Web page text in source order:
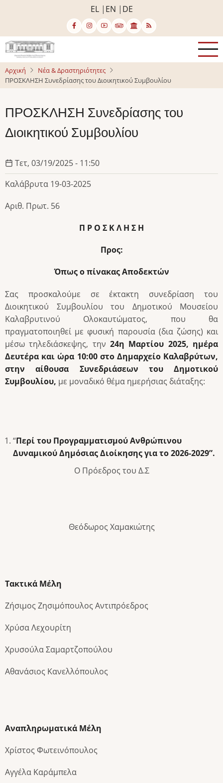
κυρίως
περιεχόμενο
EL EN DE
Αρχική
Νέα & Δραστηριότητες
ΠΡΟΣΚΛΗΣΗ Συνεδρίασης του Διοικητικού Συμβουλίου
ΠΡΟΣΚΛΗΣΗ Συνεδρίασης του
Διοικητικού Συμβουλίου
Τετ, 03/19/2025 - 11:50
Καλάβρυτα 19-03-2025
Αριθ. Πρωτ. 56
Π Ρ Ο Σ Κ Λ Η Σ Η
Προς:
Όπως ο πίνακας Αποδεκτών
Σας προσκαλούμε σε έκτακτη συνεδρίαση του
Διοικητικού Συμβουλίου του Δημοτικού Μουσείου
Καλαβρυτινού Ολοκαυτώματος, που θα
πραγματοποιηθεί με φυσική παρουσία (δια ζώσης) και
μέσω τηλεδιάσκεψης, την 24η Μαρτίου 2025, ημέρα
Δευτέρα και ώρα 10:00 στο Δημαρχείο Καλαβρύτων,
στην αίθουσα Συνεδριάσεων του Δημοτικού
Συμβουλίου, με μοναδικό θέμα ημερήσιας διάταξης:
“Περί του Προγραμματισμού Ανθρώπινου
Δυναμικού Δημόσιας Διοίκησης για το 2026-2029”.
Ο Πρόεδρος του Δ.Σ
Θεόδωρος Χαμακιώτης
Τακτικά Μέλη
Ζήσιμος Ζησιμόπουλος Αντιπρόεδρος
Χρύσα Λεχουρίτη
Χρυσούλα Σαμαρτζοπούλου
Αθανάσιος Κανελλόπουλος
Αναπληρωματικά Μέλη
Χρίστος Φωτεινόπουλος
Αγγέλα Καράμπελα